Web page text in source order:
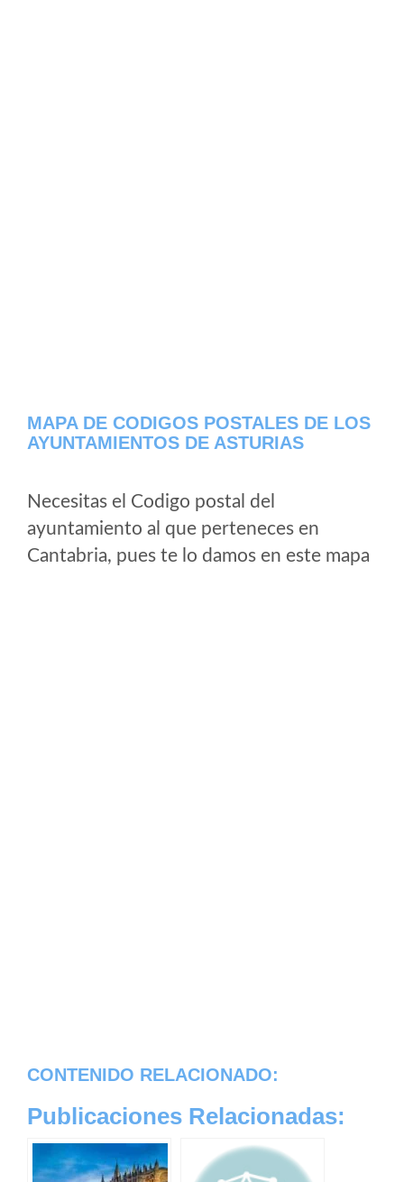
MAPA DE CODIGOS POSTALES DE LOS
AYUNTAMIENTOS DE ASTURIAS
Necesitas el Codigo postal del
ayuntamiento al que perteneces en
Cantabria, pues te lo damos en este mapa
CONTENIDO RELACIONADO:
Publicaciones Relacionadas: